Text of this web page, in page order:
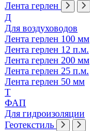
Лента герлен
Д
Для воздуховодов
Лента герлен 100 мм
Лента герлен 12 п.м.
Лента герлен 200 мм
Лента герлен 25 п.м.
Лента герлен 50 мм
Т
ФАП
Для гидроизоляции
Геотекстиль